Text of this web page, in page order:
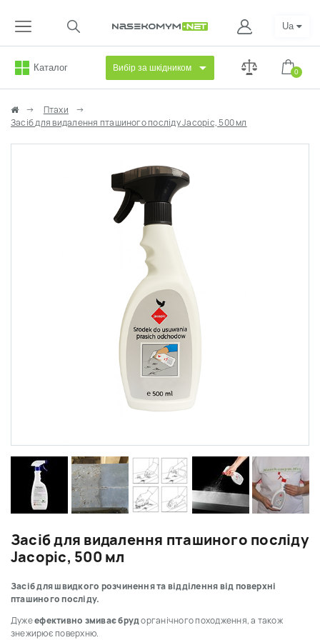
Каталог Вибір за шкідником 0
Ua
Птахи
Засіб для видалення пташиного посліду Jacopic, 500 мл
Засіб для видалення пташиного посліду
Jacopic, 500 мл
Засіб для швидкого розчинення та відділення від поверхні
пташиного посліду.
Дужеефективно змиває брудорганічного походження, а також
знежирює поверхню.